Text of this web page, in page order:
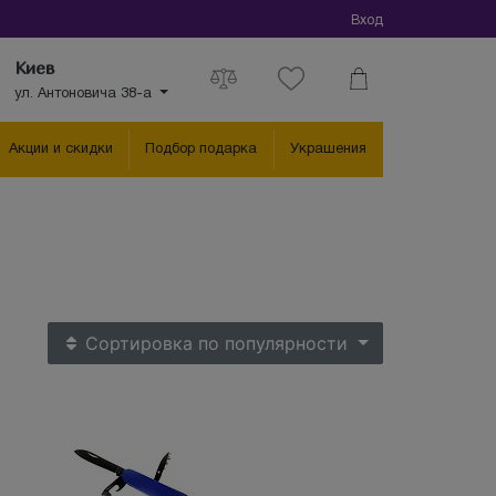
Вход
Киев
ул. Антоновича 38-а
Акции и скидки Подбор подарка Украшения
Сортировка по популярности